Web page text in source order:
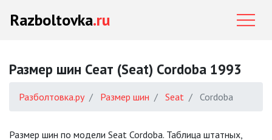
Razboltovka.ru
Размер шин Сеат (Seat) Cordoba 1993
Разболтовка.ру Размер шин Seat Cordoba
Размер шин по модели Seat Cordoba. Таблица штатных,